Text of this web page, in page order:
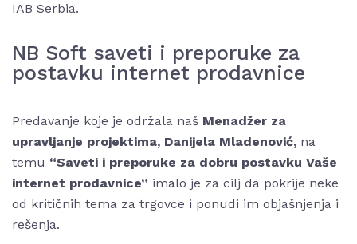
IAB Serbia.
NB Soft saveti i preporuke za
postavku internet prodavnice
Predavanje koje je održala naš Menadžer za
upravljanje projektima, Danijela Mladenović, na
temu “Saveti i preporuke za dobru postavku Vaše
internet prodavnice” imalo je za cilj da pokrije neke
od kritičnih tema za trgovce i ponudi im objašnjenja i
rešenja.